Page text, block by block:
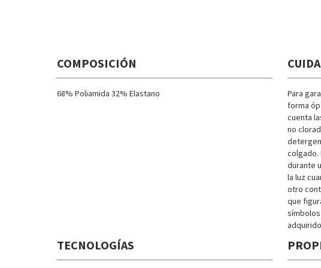
COMPOSICIÓN
68% Poliamida 32% Elastano
Para
forma
cuenta
no
colgado.
durante
la luz
otro
que
TECNOLOGÍAS